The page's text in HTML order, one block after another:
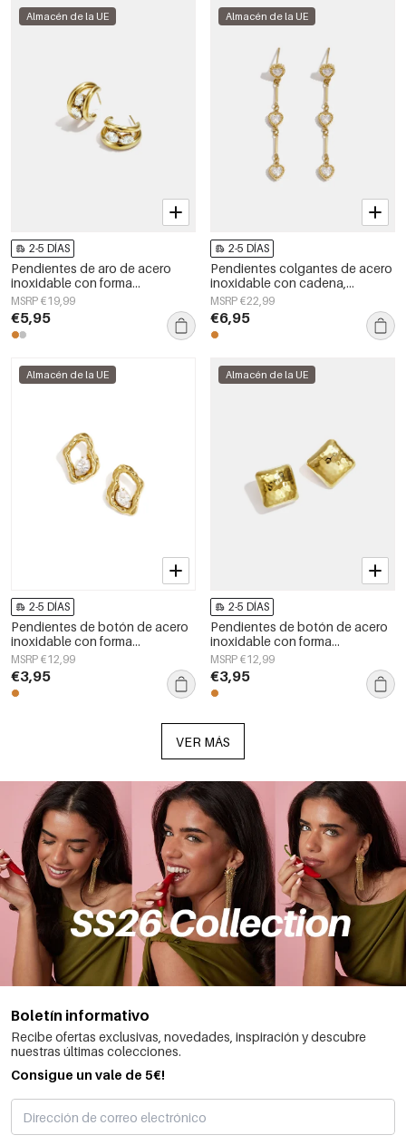
Almacén de la UE
2-5 DÍAS
Pendientes de aro de acero
inoxidable con forma
geométrica, sencillos, de la
serie Daily Simple, joyería para
mujer.
MSRP €19,99
€5,95
Almacén de la UE
2-5 DÍAS
Pendientes colgantes de acero
inoxidable con cadena,
elegantes, ideales para
reuniones o fiestas. Colección
de lujo para mujer.
MSRP €22,99
€6,95
Almacén de la UE
2-5 DÍAS
Pendientes de botón de acero
inoxidable con forma
geométrica, sencillos, de la
serie Daily Simple, joyería para
mujer.
MSRP €12,99
€3,95
Almacén de la UE
2-5 DÍAS
Pendientes de botón de acero
inoxidable con forma
geométrica, sencillos, de la
serie Daily Simple, joyería para
mujer.
MSRP €12,99
€3,95
VER MÁS
Boletín informativo
Recibe ofertas exclusivas, novedades, inspiración y descubre
nuestras últimas colecciones.
Consigue un vale de 5€!